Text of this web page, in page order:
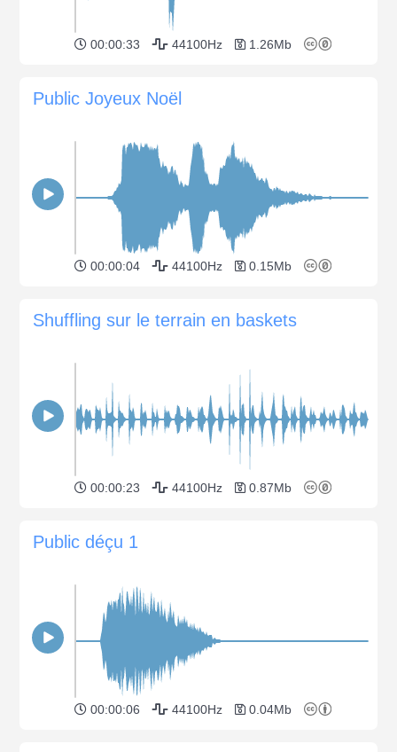
00:00:33 44100Hz 1.26Mb
Public Joyeux Noël
00:00:04 44100Hz 0.15Mb
Shuffling sur le terrain en baskets
00:00:23 44100Hz 0.87Mb
Public déçu 1
00:00:06 44100Hz 0.04Mb